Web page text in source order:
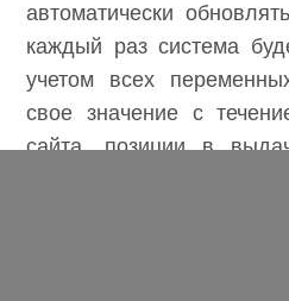
автоматически
каждый раз система
учетом всех
свое значение с
сайта, позиции в